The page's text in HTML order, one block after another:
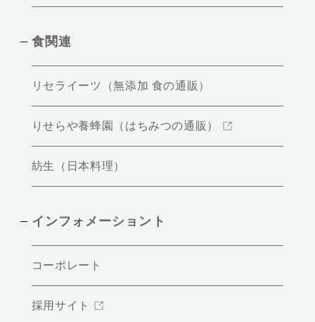
食関連
リセライーツ（無添加 食の通販）
りせらや養蜂園（はちみつの通販）
紡生（日本料理）
インフォメーショント
コーポレート
採用サイト